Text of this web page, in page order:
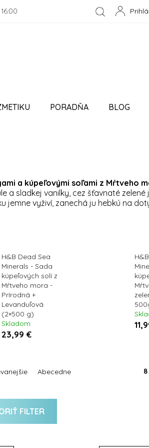
PORADŇA BLOG
a kúpeľovými soľami z Mŕtveho
a sladkej vanilky, cez šťavnaté
jemne vyživí, zanechá ju hebkú na
H&B Dead Sea
Minerals - Sada
kúpeľových solí z
Mŕtveho mora -
Prírodná +
Levanduľová
(2×500 g)
Skladom
23,99 €
Abecedne 8
FILTER